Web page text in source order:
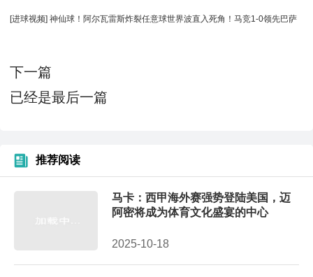
[进球视频] 神仙球！阿尔瓦雷斯炸裂任意球世界波直入死角！马竞1-0领先巴萨
下一篇
已经是最后一篇
推荐阅读
马卡：西甲海外赛强势登陆美国，迈
阿密将成为体育文化盛宴的中心
2025-10-18